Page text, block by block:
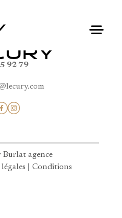
92 79
Burlat agence
Conditions